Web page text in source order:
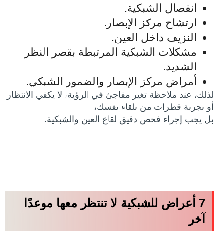
انفصال الشبكية.
ارتشاح مركز الإبصار.
النزيف داخل العين.
مشكلات الشبكية المرتبطة بقصر النظر
الشديد.
أمراض مركز الإبصار والضمور الشبكي.
لذلك، عند ملاحظة تغير مفاجئ في الرؤية، لا يكفي الانتظار
أو تجربة قطرات من تلقاء نفسك،
بل يجب إجراء فحص دقيق لقاع العين والشبكية.
7 أعراض للشبكية لا تنتظر معها موعدًا
آخر